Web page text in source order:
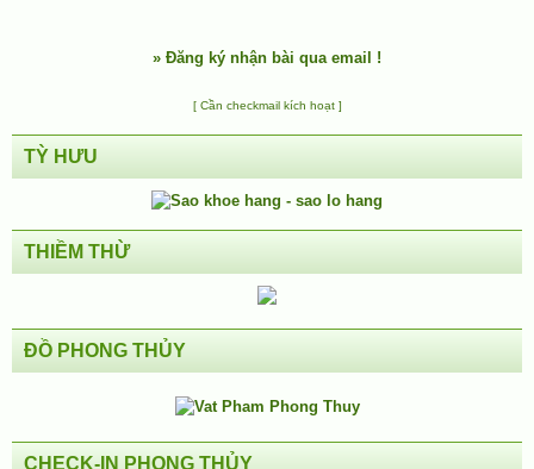
» Đăng ký nhận bài qua email !
[ Cần checkmail kích hoạt ]
TỲ HƯU
THIỀM THỪ
ĐỒ PHONG THỦY
CHECK-IN PHONG THỦY